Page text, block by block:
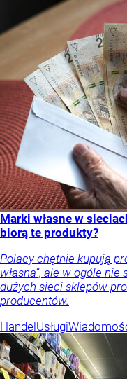
Marki własne w
biorą te produkty?
Polacy chętnie kupują
własna”, ale w ogóle
dużych sieci sklepów
producentów.
Handel Usługi